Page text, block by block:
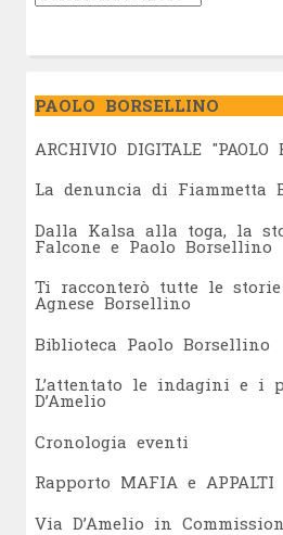
PAOLO BORSELLINO
ARCHIVIO DIGITALE "PAOLO
La denuncia di Fiammetta
Dalla Kalsa alla toga, la
Falcone e Paolo Borsellino
Ti racconterò tutte le
Agnese Borsellino
Biblioteca Paolo Borsellino
L’attentato le indagini e i
D’Amelio
Cronologia eventi
Rapporto MAFIA e APPALTI
Via D’Amelio in